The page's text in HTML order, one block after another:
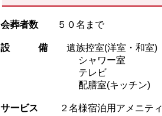
会葬者数 ５０名まで
設 備 遺族控室(洋室・和室)
シャワー室
テレビ
配膳室(キッチン)
サービス ２名様宿泊用アメニティ